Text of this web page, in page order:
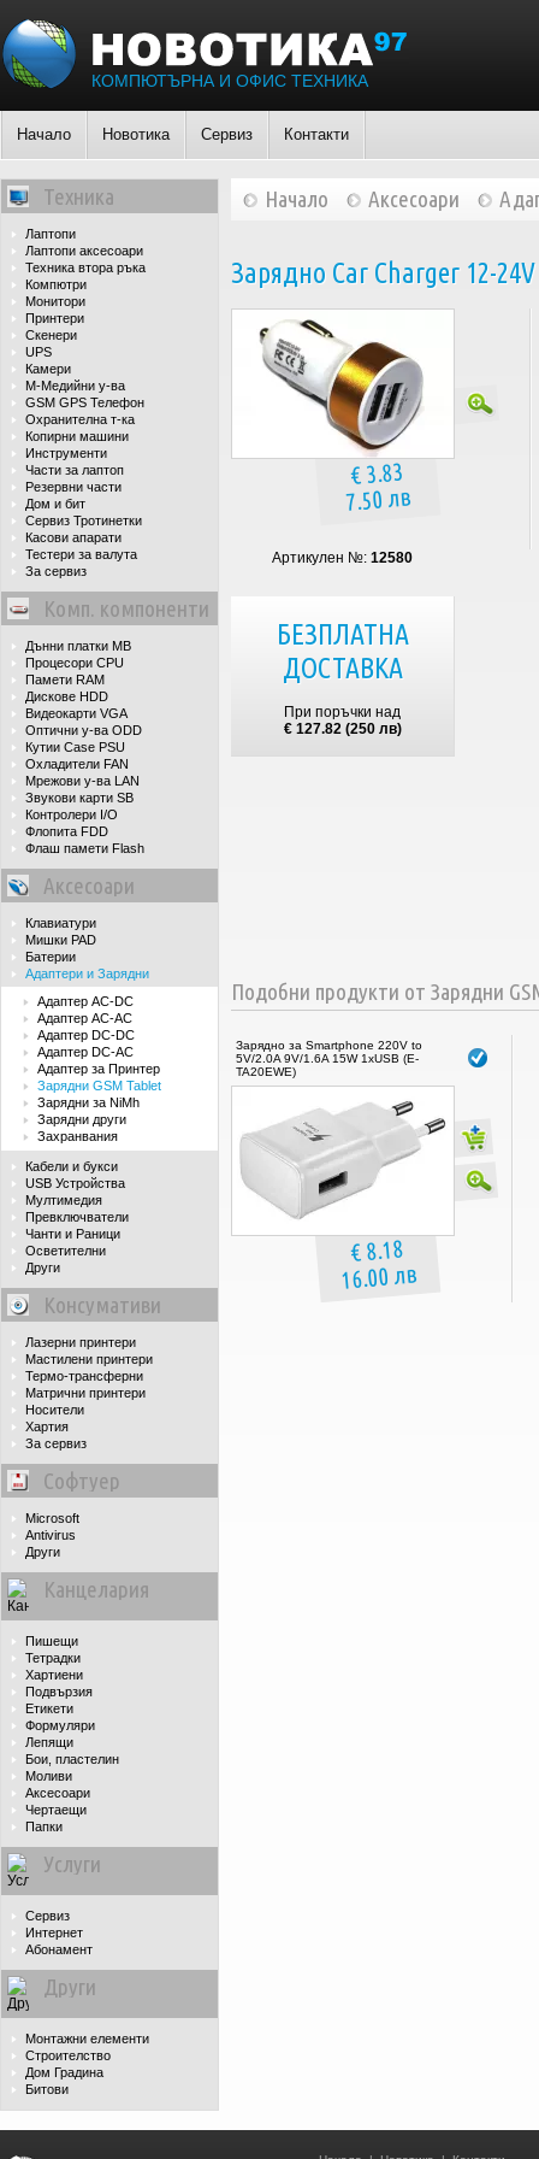
КОМПЮТЪРНА И ОФИС ТЕХНИКА
Начало Новотика Сервиз Контакти
Техника
Лаптопи
Лаптопи аксесоари
Техника втора ръка
Компютри
Монитори
Принтери
Скенери
UPS
Камери
М-Медийни у-ва
GSM GPS Телефон
Охранителна т-ка
Копирни машини
Инструменти
Части за лаптоп
Резервни части
Дом и бит
Сервиз Тротинетки
Касови апарати
Тестери за валута
За сервиз
Комп. компоненти
Дънни платки MB
Процесори CPU
Памети RAM
Дискове HDD
Видеокарти VGA
Оптични у-ва ODD
Кутии Case PSU
Охладители FAN
Мрежови у-ва LAN
Звукови карти SB
Контролери I/O
Флопита FDD
Флаш памети Flash
Аксесоари
Клавиатури
Мишки PAD
Батерии
Адаптери и Зарядни
Адаптер AC-DC
Адаптер AC-AC
Адаптер DC-DC
Адаптер DC-AC
Адаптер за Принтер
Зарядни GSM Tablet
Зарядни за NiMh
Зарядни други
Захранвания
Кабели и букси
USB Устройства
Мултимедия
Превключватели
Чанти и Раници
Осветителни
Други
Консумативи
Лазерни принтери
Мастилени принтери
Термо-трансферни
Матрични принтери
Носители
Хартия
За сервиз
Софтуер
Microsoft
Antivirus
Други
Канцелария
Пишещи
Тетрадки
Хартиени
Подвързия
Етикети
Формуляри
Лепящи
Бои, пластелин
Моливи
Аксесоари
Чертаещи
Папки
Услуги
Сервиз
Интернет
Абонамент
Други
Монтажни елементи
Строителство
Дом Градина
Битови
Начало Аксесоари
Зарядно Car Charger 12-
€ 3.83
7.50 лв
Артикулен №: 12580
БЕЗПЛАТНА
ДОСТАВКА
При поръчки над
€ 127.82 (250 лв)
Подобни продукти от Зарядни
Зарядно за Smartphone 220V to
5V/2.0A 9V/1.6A 15W 1xUSB (E-
TA20EWE)
€ 8.18
16.00 лв